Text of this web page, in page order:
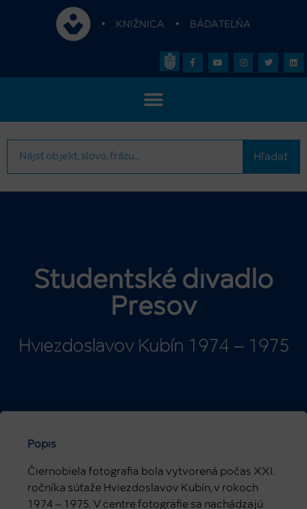
• KNIŽNICA • BÁDATEĽŇA
Hľadať
Študentské divadlo
Prešov
Hviezdoslavov Kubín 1974 – 1975
Popis
Čiernobiela fotografia bola vytvorená počas XXI.
ročníka súťaže Hviezdoslavov Kubín, v rokoch
1974 – 1975. V centre fotografie sa nachádzajú